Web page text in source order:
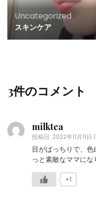
Uncategorized
スキンケア
3件のコメント
milktea
投稿日: 2022年11月11日
目がぱっちりで、
っと素敵なママにな
+1